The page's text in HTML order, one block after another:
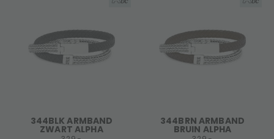
344BLK ARMBAND
ZWART ALPHA
344BRN ARMBAND
BRUIN ALPHA